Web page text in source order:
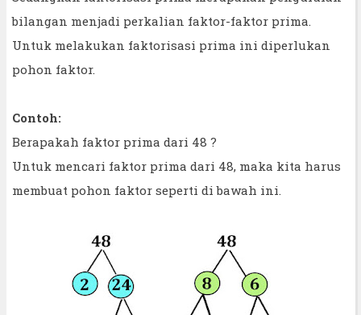
bilangan menjadi perkalian faktor-faktor prima.
Untuk melakukan faktorisasi prima ini diperlukan
pohon faktor.
Contoh:
Berapakah faktor prima dari 48 ?
Untuk mencari faktor prima dari 48, maka kita harus
membuat pohon faktor seperti di bawah ini.